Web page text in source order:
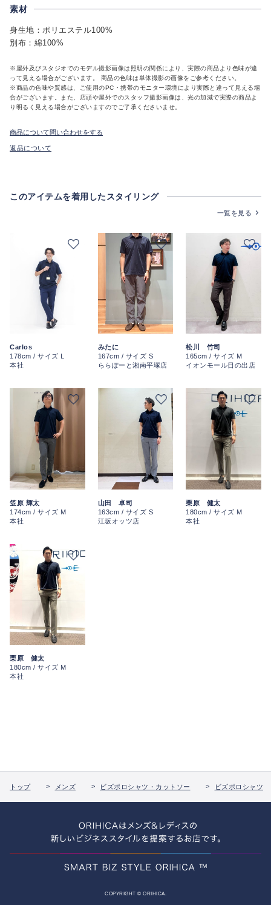
素材
身生地：ポリエステル100%
別布：綿100%
※屋外及びスタジオでのモデル撮影画像は照明の関係により、実際の商品より色味が違
って見える場合がございます。 商品の色味は単体撮影の画像をご参考ください。
※商品の色味や質感は、ご使用のPC・携帯のモニター環境により実際と違って見える場
合がございます。また、店頭や屋外でのスタッフ撮影画像は、光の加減で実際の商品よ
り明るく見える場合がございますのでご了承くださいませ。
商品について問い合わせをする
返品について
このアイテムを着用したスタイリング
一覧を見る
Carlos
178cm / サイズ L
本社
みたに
167cm / サイズ S
ららぽーと湘南平塚店
松川 竹司
165cm / サイズ M
イオンモール日の出店
笠原 輝太
174cm / サイズ M
本社
山田 卓司
163cm / サイズ S
江坂オッツ店
栗原 健太
180cm / サイズ M
本社
栗原 健太
180cm / サイズ M
本社
トップ メンズ ビズポロシャツ・カットソー ビズポロシャツ
COPYRIGHT © ORIHICA.